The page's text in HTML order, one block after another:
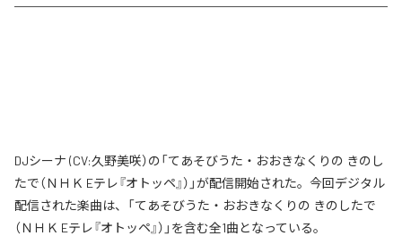
DJシーナ (CV:久野美咲）の「てあそびうた・おおきなくりの きのし
たで（ＮＨＫ Eテレ『オトッペ』）」が配信開始された。今回デジタル
配信された楽曲は、「てあそびうた・おおきなくりの きのしたで
（ＮＨＫ Eテレ『オトッペ』）」を含む全1曲となっている。